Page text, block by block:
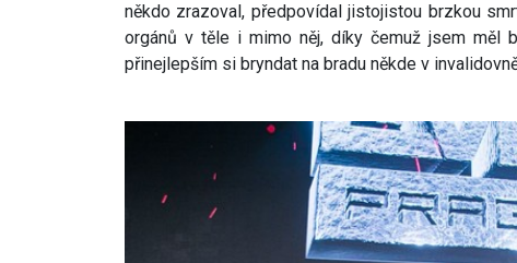
někdo zrazoval, předpovídal jistojistou brzkou
orgánů v těle i mimo něj, díky čemuž jsem měl
přinejlepším si bryndat na bradu někde v